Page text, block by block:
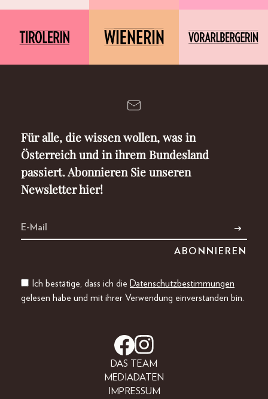
Für alle, die wissen wollen, was in
Österreich und in ihrem Bundesland
passiert. Abonnieren Sie unseren
Newsletter hier!
Ich bestätige, dass ich die Datenschutzbestimmungen
gelesen habe und mit ihrer Verwendung einverstanden bin.
DAS TEAM
MEDIADATEN
IMPRESSUM